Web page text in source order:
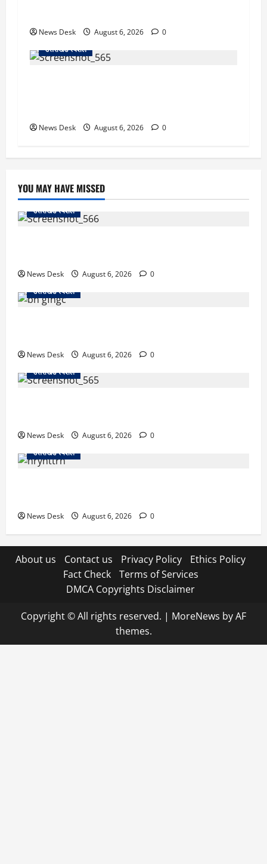
News Desk August 6, 2026
0
उत्तराखंड स्पेशल
News Desk August 6, 2026 0
YOU MAY HAVE MISSED
उत्तराखंड स्पेशल
News Desk August 6, 2026
0
उत्तराखंड स्पेशल
News Desk August 6, 2026
0
उत्तराखंड स्पेशल
News Desk August 6, 2026
0
उत्तराखंड स्पेशल
News Desk August 6, 2026 0
About us Contact us Privacy Policy
Ethics Policy
Fact Check
Terms of Services
DMCA Copyrights Disclaimer
Copyright © All rights reserved. | MoreNews by AF
themes.